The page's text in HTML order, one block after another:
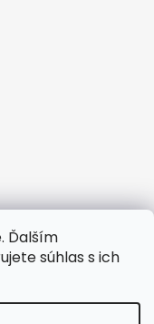
Ďalším
súhlas s ich